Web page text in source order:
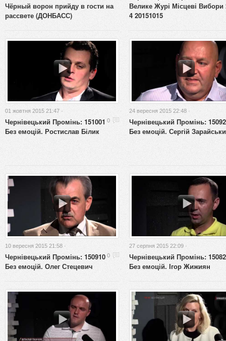
Чёрный ворон прийду в гости на
рассвете (ДОНБАСС)
Велике Журі Місцеві Вибори
4 20151015
01 жовтня 2015 21:47 ·
0
Чернівецький Промінь: 151001
Без емоцій. Ростислав Білик
24 вересня 2015 22:48 ·
Чернівецький Промінь:
Без емоцій. Сергій
10 вересня 2015 21:58 ·
0
Чернівецький Промінь: 150910
Без емоцій. Олег Стецевич
27 серпня 2015 22:09 ·
Чернівецький Промінь:
Без емоцій. Ігор Жижиян